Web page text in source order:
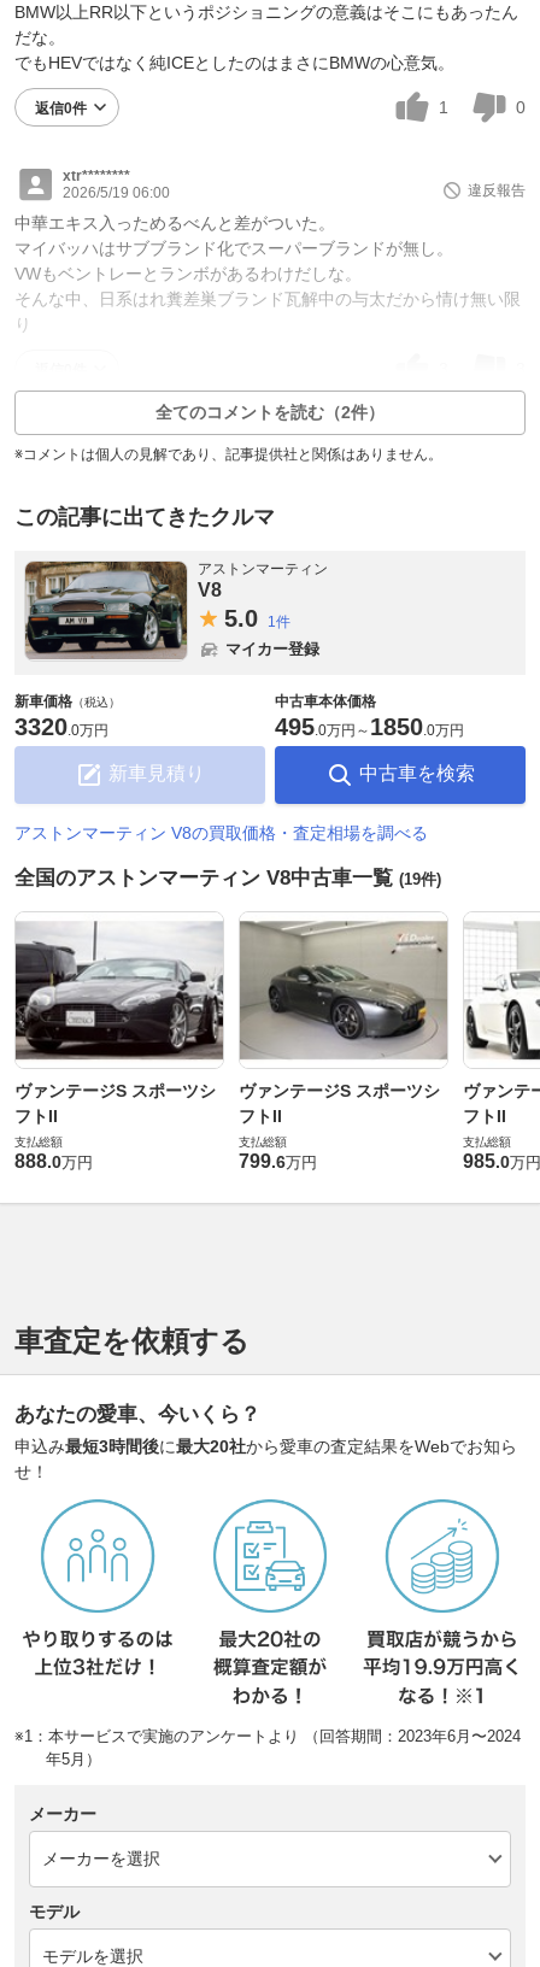
BMW以上RR以下というポジショニングの意義はそこにもあったん
だな。
でもHEVではなく純ICEとしたのはまさにBMWの心意気。
返信0件 1 0
xtr********
2026/5/19 06:00
違反報告
中華エキス入っためるべんと差がついた。
マイバッハはサブブランド化でスーパーブランドが無し。
VWもベントレーとランボがあるわけだしな。
そんな中、日系はれ糞差巣ブランド瓦解中の与太だから情け無い限
り
全てのコメントを読む（2件）
※コメントは個人の見解であり、記事提供社と関係はありません。
この記事に出てきたクルマ
アストンマーティン
V8
5.0 1件
マイカー登録
新車価格 （税込）
3320.0万円
新車見積り
中古車本体価格
495.0万円 ～ 1850.0万円
中古車を検索
アストンマーティン V8の買取価格・査定相場を調べる
全国のアストンマーティン V8中古車一覧 (19件)
ヴァンテージS スポーツシ
フトII
支払総額
888.0万円
ヴァンテージS スポーツシ
フトII
支払総額
799.6万円
ヴァンテ
フトII
支払総額
985.0万円
車査定を依頼する
あなたの愛車、今いくら？
申込み最短3時間後に最大20社から愛車の査定結果をWebでお知ら
せ！
※1：本サービスで実施のアンケートより （回答期間：2023年6月〜2024
年5月）
メーカー
モデル